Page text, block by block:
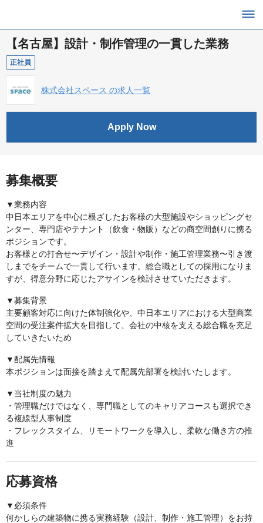
【名古屋】設計・制作管理の一貫した業務
正社員
株式会社スペース の求人一覧
Apply Now
募集概要
▼業務内容
中日本エリアを中心に根ざしたお客様の大型施設やショッピングセ
ンター、専門店やテナント（飲食・物販）などの商空間創りに携る
ポジションです。
お客様との打合せ〜デザイン・設計や制作・施工管理業務〜引き渡
しまでをチームで一貫して行います。総合職としての採用になりま
すが、得意分野に応じたアサインを検討させていただきます。
▼募集背景
主要顧客対応に向けた体制強化や、中日本エリアにおける大型商業
空間の受注案件拡大を目指して、会社の中核を支える総合職を充足
していきたいため
▼配属先情報
本ポジションは面接を踏まえて配属先部署を検討いたします。
▼当社制度の魅力
・管理職だけではなく、専門職としてのキャリアコースも選択でき
る複線型人事制度
・フレックスタイム、リモートワークを導入し、柔軟な働き方の推
進
応募資格
▼必須条件
何かしらの建築物に携る実務経験（設計、制作・施工管理）をお持